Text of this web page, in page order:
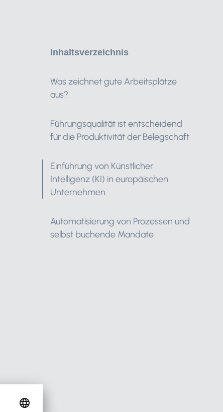
Inhaltsverzeichnis
Was zeichnet gute Arbeitsplätze
aus?
Führungsqualität ist entscheidend
für die Produktivität der Belegschaft
Einführung von Künstlicher
Intelligenz (KI) in europäischen
Unternehmen
Automatisierung von Prozessen und
selbst buchende Mandate